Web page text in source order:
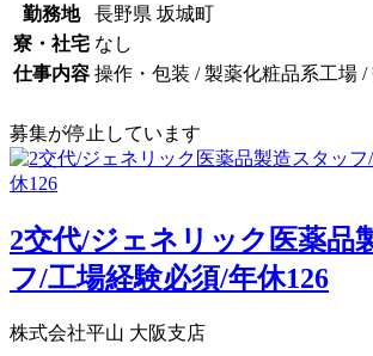
勤務地
長野県 坂城町
寮・社宅 なし
仕事内容 操作・包装 / 製薬化粧品系工場 /
募集が停止しています
2交代/ジェネリック医薬品
フ/工場経験必須/年休126
株式会社平山 大阪支店